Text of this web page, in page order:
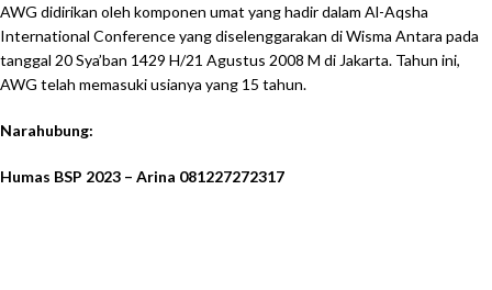
AWG didirikan oleh komponen umat yang hadir dalam Al-Aqsha
International Conference yang diselenggarakan di Wisma Antara pada
tanggal 20 Sya’ban 1429 H/21 Agustus 2008 M di Jakarta. Tahun ini,
AWG telah memasuki usianya yang 15 tahun.
Narahubung:
Humas BSP 2023 – Arina 081227272317